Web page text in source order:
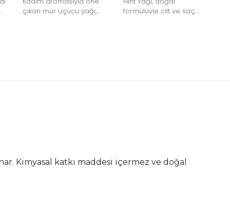
çıkan mür uçucu yağı,
formülüyle cilt ve saç
Kimyasal katkı maddesi içermez ve doğal